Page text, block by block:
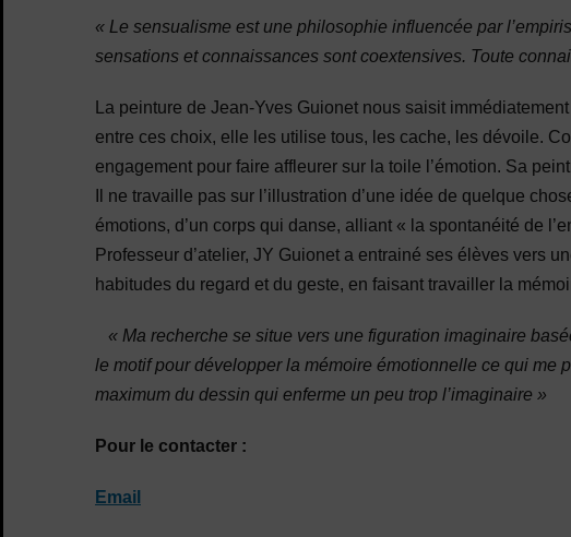
« Le sensualisme est une philosophie influencée par
sensations et connaissances sont coextensives. Toute
La peinture de Jean-Yves Guionet nous saisit
entre ces choix, elle les utilise tous, les cache, les dévoile.
engagement pour faire affleurer sur la toile l’émotion. Sa
Il ne travaille pas sur l’illustration d’une idée de quelque
émotions, d’un corps qui danse, alliant « la spontanéité de
Professeur d’atelier, JY Guionet a entrainé ses élèves vers
habitudes du regard et du geste, en faisant travailler la
« Ma recherche se situe vers une figuration imaginaire
le motif pour développer la mémoire émotionnelle ce qui me
maximum du dessin qui enferme un peu trop l’imaginaire »
Pour le contacter :
Email